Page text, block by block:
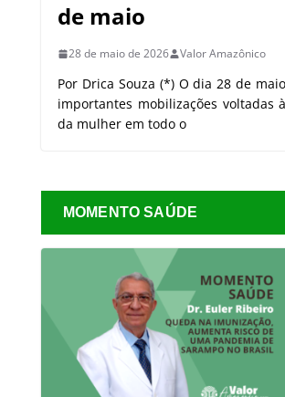
de maio
28 de maio de 2026 Valor Amazônico
Por Drica Souza (*) O dia 28 de
importantes mobilizações voltadas
da mulher em todo o
MOMENTO SAÚDE